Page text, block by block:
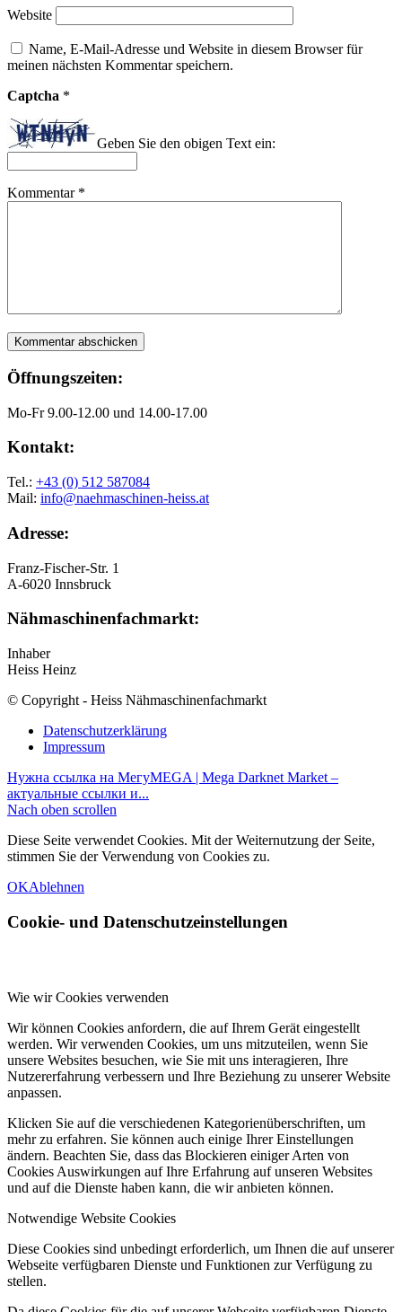
Website
Name, E-Mail-Adresse und Website in diesem Browser für
meinen nächsten Kommentar speichern.
Captcha *
Geben Sie den obigen Text ein:
Kommentar *
Öffnungszeiten:
Mo-Fr 9.00-12.00 und 14.00-17.00
Kontakt:
Tel.: +43 (0) 512 587084
Mail: info@naehmaschinen-heiss.at
Adresse:
Franz-Fischer-Str. 1
A-6020 Innsbruck
Nähmaschinenfachmarkt:
Inhaber
Heiss Heinz
© Copyright - Heiss Nähmaschinenfachmarkt
Datenschutzerklärung
Impressum
Нужна ссылка на МегуMEGA | Mega Darknet Market –
актуальные ссылки и...
Nach oben scrollen
Diese Seite verwendet Cookies. Mit der Weiternutzung der Seite,
stimmen Sie der Verwendung von Cookies zu.
OKAblehnen
Cookie- und Datenschutzeinstellungen
Wie wir Cookies verwenden
Wir können Cookies anfordern, die auf Ihrem Gerät eingestellt
werden. Wir verwenden Cookies, um uns mitzuteilen, wenn Sie
unsere Websites besuchen, wie Sie mit uns interagieren, Ihre
Nutzererfahrung verbessern und Ihre Beziehung zu unserer Website
anpassen.
Klicken Sie auf die verschiedenen Kategorienüberschriften, um
mehr zu erfahren. Sie können auch einige Ihrer Einstellungen
ändern. Beachten Sie, dass das Blockieren einiger Arten von
Cookies Auswirkungen auf Ihre Erfahrung auf unseren Websites
und auf die Dienste haben kann, die wir anbieten können.
Notwendige Website Cookies
Diese Cookies sind unbedingt erforderlich, um Ihnen die auf unserer
Webseite verfügbaren Dienste und Funktionen zur Verfügung zu
stellen.